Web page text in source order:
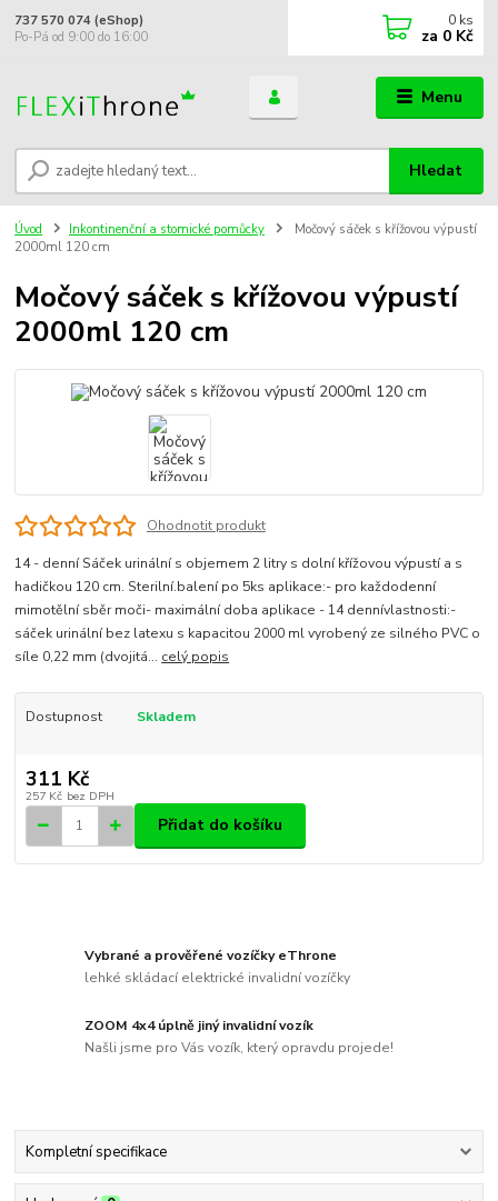
Menu
Hledat
737 570 074 (eShop)
Po-Pá od 9:00 do 16:00
0 ks
za 0 Kč
Úvod Inkontinenční a stomické pomůcky
Močový sáček s křížovou výpustí
2000ml 120 cm
Močový sáček s křížovou výpustí
2000ml 120 cm
Ohodnotit produkt
14 - denní Sáček urinální s objemem 2 litry s dolní křížovou výpustí a s
hadičkou 120 cm. Sterilní.balení po 5ks aplikace:- pro každodenní
mimotělní sběr moči- maximální doba aplikace - 14 dennívlastnosti:-
sáček urinální bez latexu s kapacitou 2000 ml vyrobený ze silného PVC o
síle 0,22 mm (dvojitá... celý popis
Dostupnost Skladem
311 Kč
257 Kč bez DPH
Přidat do košíku
Vybrané a prověřené vozíčky eThrone
lehké skládací elektrické invalidní vozíčky
ZOOM 4x4 úplně jiný invalidní vozík
Našli jsme pro Vás vozík, který opravdu projede!
Kompletní specifikace